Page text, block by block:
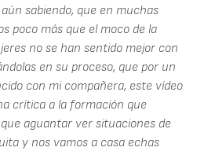
sabiendo, que en muchas
poco más que el moco de la
no se han sentido mejor con
en su proceso, que por un
con mi compañera, este vídeo
crítica a la formación que
aguantar ver situaciones de
y nos vamos a casa echas